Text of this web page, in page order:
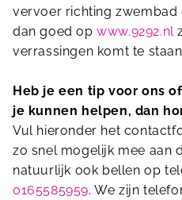
vervoer richting zwembad
dan goed opwww.9292.nl
verrassingen komt te
Heb je een tip voor ons
je kunnen helpen, dan
Vul hieronder het
zo snel mogelijk mee aan
natuurlijk ook bellen op
0165585959. We zijn